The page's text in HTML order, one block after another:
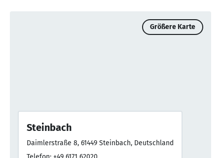
Größere Karte
Steinbach
Daimlerstraße 8, 61449 Steinbach, Deutschland